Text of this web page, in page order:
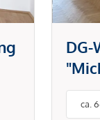
DG-
ca.